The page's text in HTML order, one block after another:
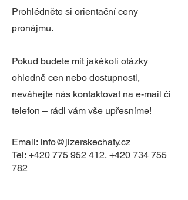
Prohlédněte si orientační ceny
pronájmu.
Pokud budete mít jakékoli otázky
ohledně cen nebo dostupnosti,
neváhejte nás kontaktovat na e-mail či
telefon – rádi vám vše upřesníme!
Email: info@jizerskechaty.cz
Tel: +420 775 952 412, +420 734 755
782